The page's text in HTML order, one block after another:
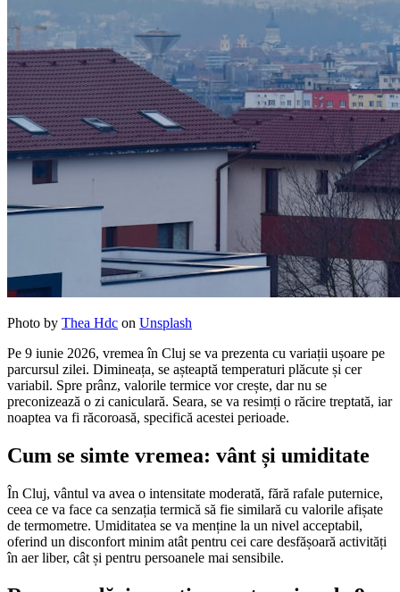
Photo by Thea Hdc on Unsplash
Pe 9 iunie 2026, vremea în Cluj se va prezenta cu variații ușoare pe
parcursul zilei. Dimineața, se așteaptă temperaturi plăcute și cer
variabil. Spre prânz, valorile termice vor crește, dar nu se
preconizează o zi caniculară. Seara, se va resimți o răcire treptată, iar
noaptea va fi răcoroasă, specifică acestei perioade.
Cum se simte vremea: vânt și umiditate
În Cluj, vântul va avea o intensitate moderată, fără rafale puternice,
ceea ce va face ca senzația termică să fie similară cu valorile afișate
de termometre. Umiditatea se va menține la un nivel acceptabil,
oferind un disconfort minim atât pentru cei care desfășoară activități
în aer liber, cât și pentru persoanele mai sensibile.